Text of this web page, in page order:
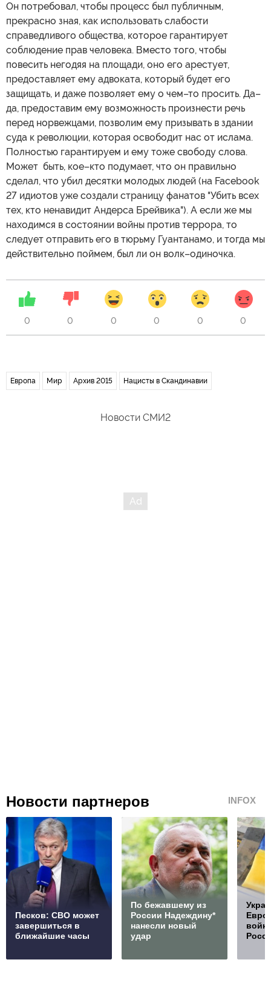
Он потребовал, чтобы процесс был публичным,
прекрасно зная, как использовать слабости
справедливого общества, которое гарантирует
соблюдение прав человека. Вместо того, чтобы
повесить негодяя на площади, оно его арестует,
предоставляет ему адвоката, который будет его
защищать, и даже позволяет ему о чем–то просить. Да–
да, предоставим ему возможность произнести речь
перед норвежцами, позволим ему призывать в здании
суда к революции, которая освободит нас от ислама.
Полностью гарантируем и ему тоже свободу слова.
Может быть, кое–кто подумает, что он правильно
сделал, что убил десятки молодых людей (на Facebook
27 идиотов уже создали страницу фанатов "Убить всех
тех, кто ненавидит Андерса Брейвика"). А если же мы
находимся в состоянии войны против террора, то
следует отправить его в тюрьму Гуантанамо, и тогда мы
действительно поймем, был ли он волк–одиночка.
0 0 0 0 0 0
Европа Мир Архив 2015 Нацисты в Скандинавии
Новости СМИ2
Новости партнеров INFOX
Песков: СВО может
завершиться в
ближайшие часы
По бежавшему из
России Надеждину*
нанесли новый
удар